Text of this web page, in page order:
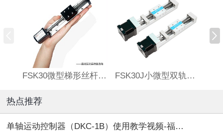
FSK30微型梯形丝杆滑台 FSK30J小微型双轨丝杆直线模组
热点推荐
单轴运动控制器（DKC-1B）使用教学视频-福誉专用